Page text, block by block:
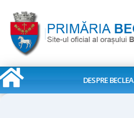
content
DESPRE